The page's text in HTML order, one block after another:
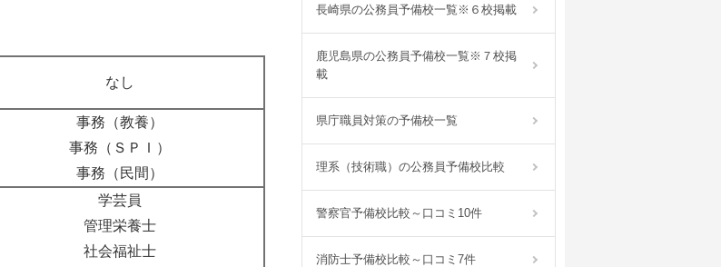
なし
事務（教養）
事務（ＳＰＩ）
事務（民間）
学芸員
管理栄養士
社会福祉士
長崎県の公務員予備校一覧※６校掲載
鹿児島県の公務員予備校一覧※７校掲
載
県庁職員対策の予備校一覧
理系（技術職）の公務員予備校比較
警察官予備校比較～口コミ10件
消防士予備校比較～口コミ7件